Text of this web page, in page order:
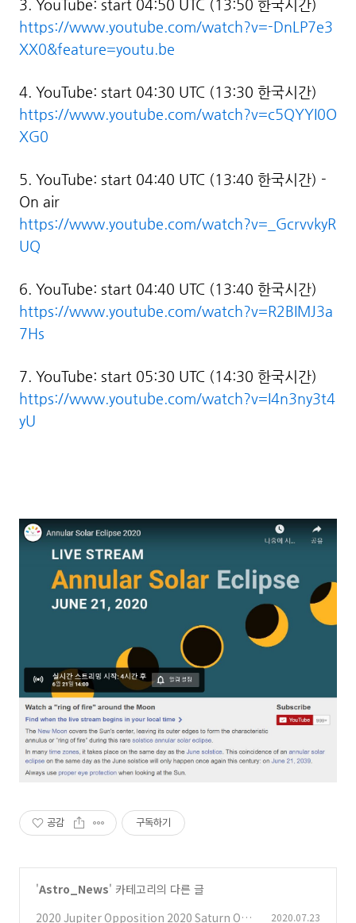
3. YouTube: start 04:50 UTC (13:50 한국시간)
https://www.youtube.com/watch?v=-DnLP7e3
XX0&feature=youtu.be
4. YouTube: start 04:30 UTC (13:30 한국시간)
https://www.youtube.com/watch?v=c5QYYI0O
XG0
5. YouTube: start 04:40 UTC (13:40 한국시간) -
On air
https://www.youtube.com/watch?v=_GcrvvkyR
UQ
6. YouTube: start 04:40 UTC (13:40 한국시간)
https://www.youtube.com/watch?v=R2BIMJ3a
7Hs
7. YouTube: start 05:30 UTC (14:30 한국시간)
https://www.youtube.com/watch?v=I4n3ny3t4
yU
공감 구독하기
'Astro_News' 카테고리의 다른 글
2020 Jupiter Opposition 2020 Saturn Opp
2020.07.23